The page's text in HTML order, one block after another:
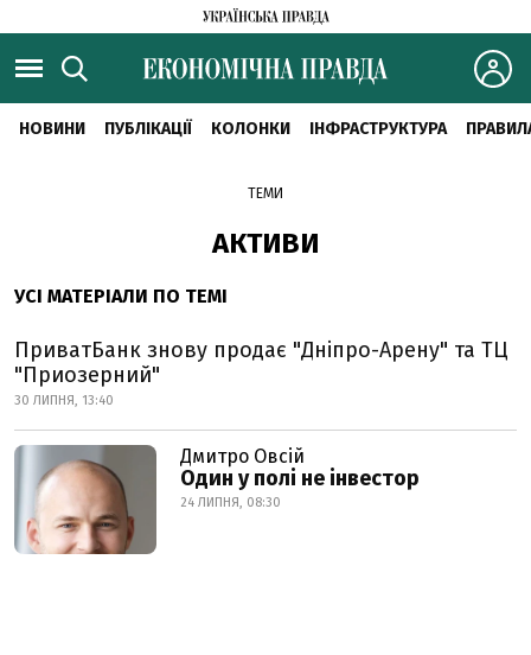
НОВИНИ ПУБЛІКАЦІЇ КОЛОНКИ ІНФРАСТРУКТУРА
ТЕМИ
АКТИВИ
УСІ МАТЕРІАЛИ ПО ТЕМІ
ПриватБанк знову продає "Дніпро-Арену" та ТЦ
"Приозерний"
30 ЛИПНЯ, 13:40
Дмитро Овсій
Один у полі не інвестор
24 ЛИПНЯ, 08:30